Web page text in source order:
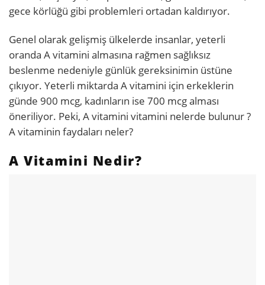
gece körlüğü gibi problemleri ortadan kaldırıyor.
Genel olarak gelişmiş ülkelerde insanlar, yeterli
oranda A vitamini almasına rağmen sağlıksız
beslenme nedeniyle günlük gereksinimin üstüne
çıkıyor. Yeterli miktarda A vitamini için erkeklerin
günde 900 mcg, kadınların ise 700 mcg alması
öneriliyor. Peki, A vitamini vitamini nelerde bulunur ?
A vitaminin faydaları neler?
A Vitamini Nedir?